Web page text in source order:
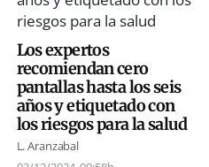
Los expertos
recomiendan cero
pantallas hasta los seis
años y etiquetado con
los riesgos para la salud
L. Aranzabal